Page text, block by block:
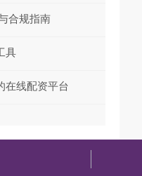
合规指南
具
在线配资平台